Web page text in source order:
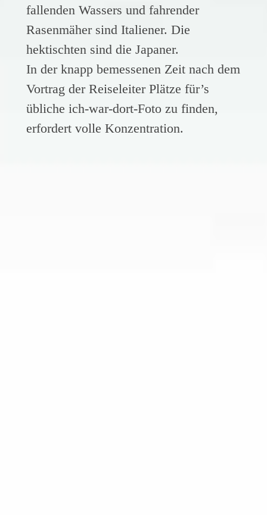
fallenden Wassers und fahrender
Rasenmäher sind Italiener. Die
hektischten sind die Japaner.
In der knapp bemessenen Zeit nach dem
Vortrag der Reiseleiter Plätze für’s
übliche ich-war-dort-Foto zu finden,
erfordert volle Konzentration.